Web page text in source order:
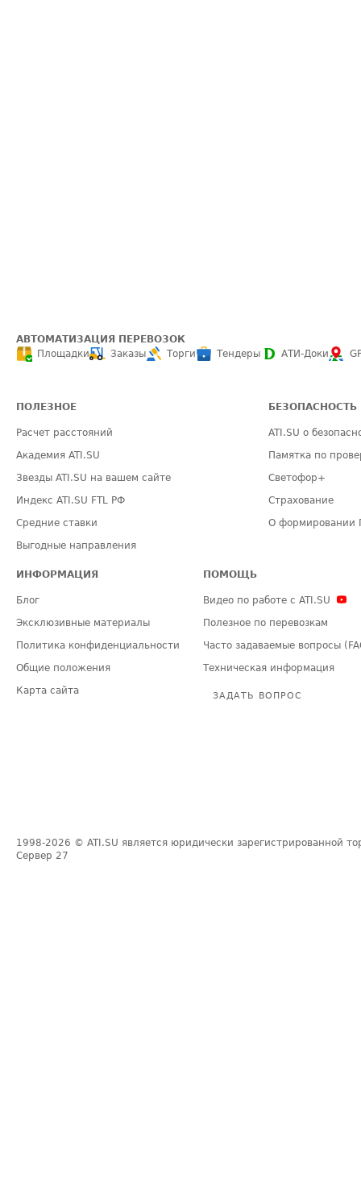
АВТОМАТИЗАЦИЯ ПЕРЕВОЗОК
Площадки
Заказы Торги Тендеры АТИ-Доки
ПОЛЕЗНОЕ
Расчет расстояний
Академия ATI.SU
Звезды ATI.SU на вашем сайте
Индекс ATI.SU FTL РФ
Средние ставки
Выгодные направления
БЕЗОПАСНОСТЬ
ATI.SU о
Памятка по
Светофор+
Страхование
О формировании
ИНФОРМАЦИЯ
Блог
Эксклюзивные материалы
Политика конфиденциальности
Общие положения
Карта сайта
ПОМОЩЬ
Видео по работе с ATI.SU
Полезное по перевозкам
Часто задаваемые вопросы
Техническая информация
ЗАДАТЬ ВОПРОС
1998-2026 © ATI.SU является юридически зарегистрированной
Сервер 27